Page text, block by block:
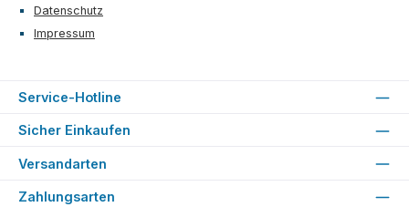
Datenschutz
Impressum
Service-Hotline
Sicher Einkaufen
Versandarten
Zahlungsarten